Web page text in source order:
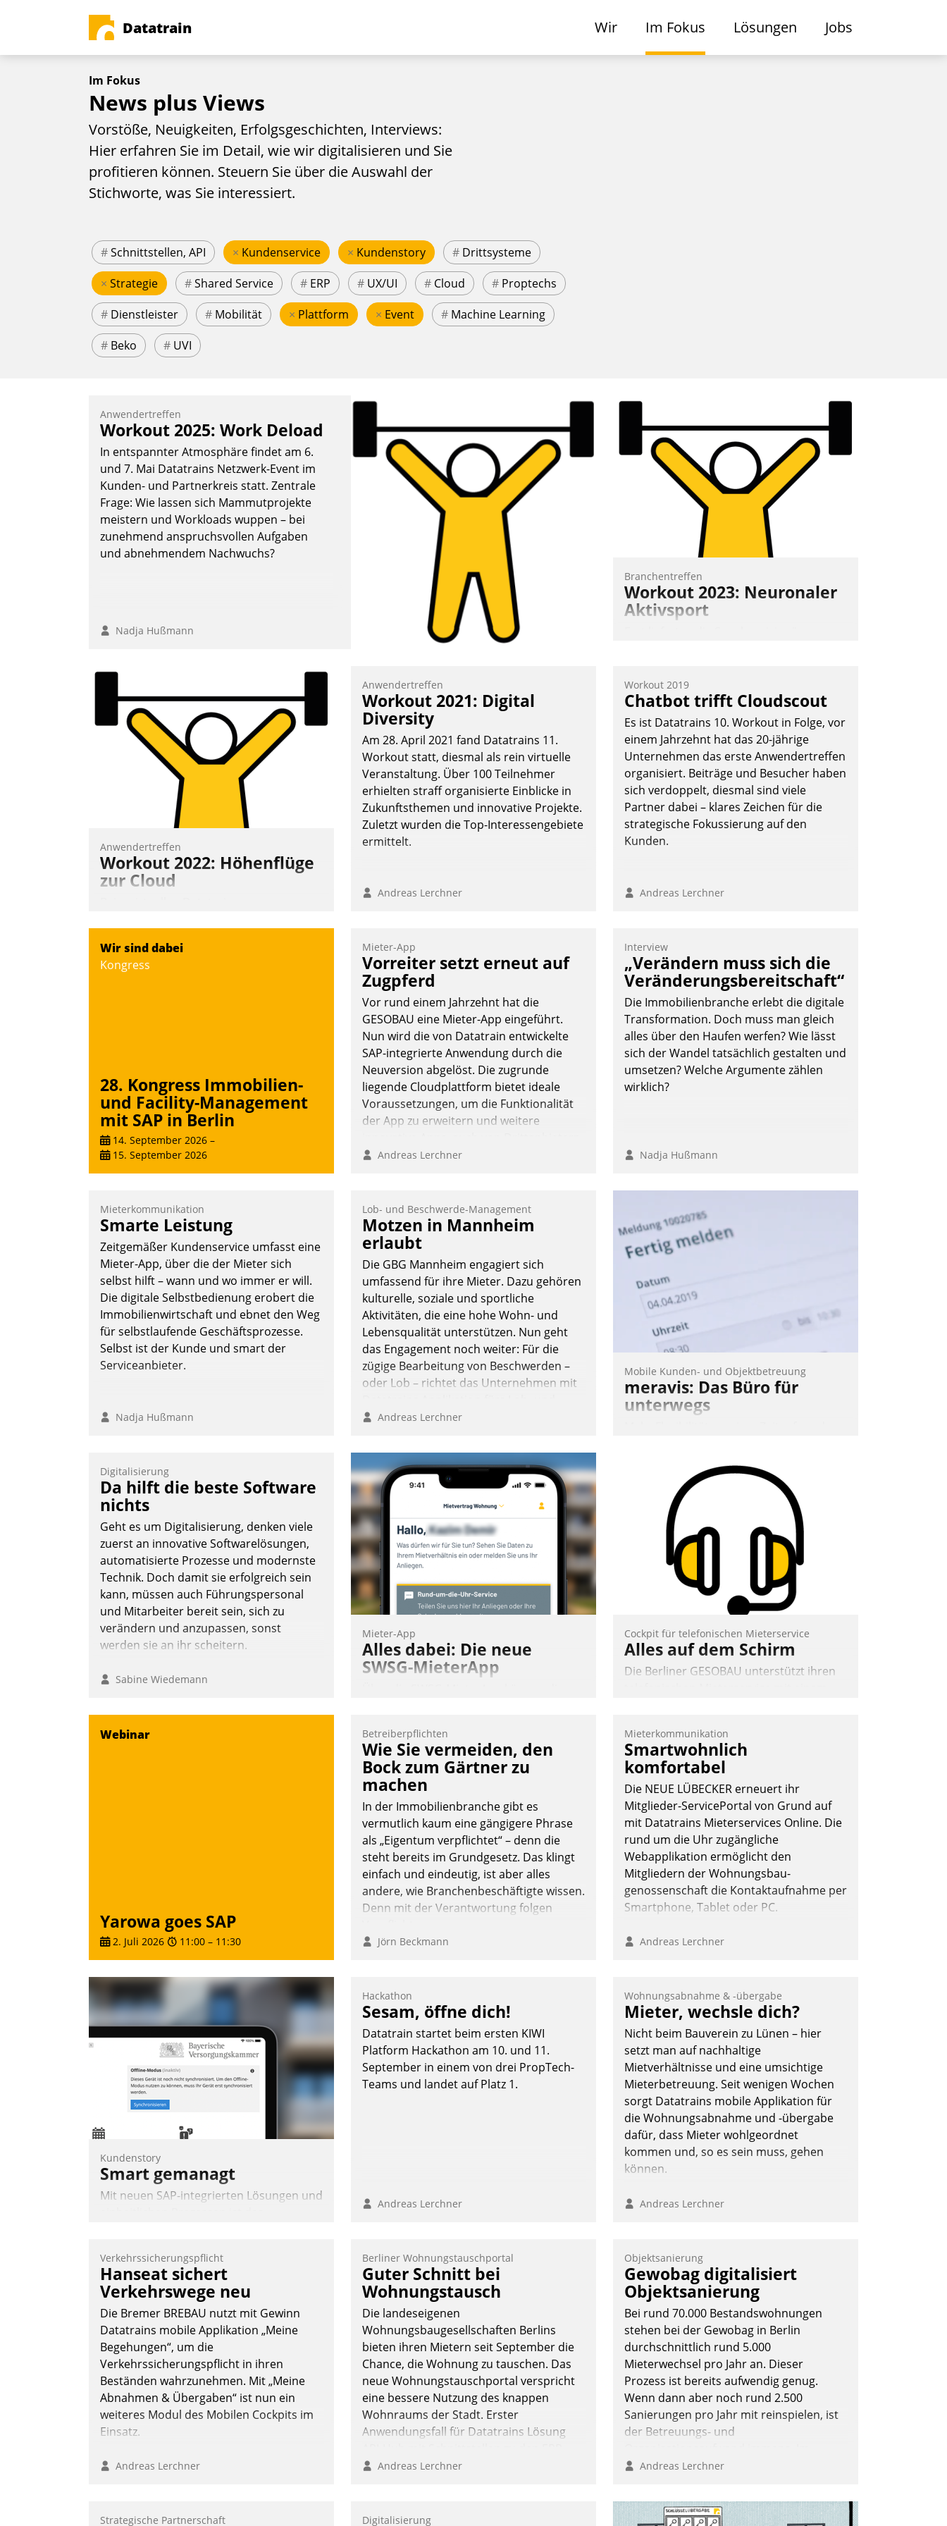
Datatrain Wir Im Fokus Lösungen Jobs
Im Fokus
News plus Views
Vorstöße, Neuigkeiten, Erfolgsgeschichten, Interviews:
Hier erfahren Sie im Detail, wie wir digitalisieren und Sie
profitieren können. Steuern Sie über die Auswahl der
Stichworte, was Sie interessiert.
#Schnittstellen, API × Kundenservice × Kundenstory # Drittsysteme
× Strategie #Shared Service # ERP # UX/UI # Cloud # Proptechs
# Dienstleister # Mobilität × Plattform × Event # Machine Learning
# Beko # UVI
Anwendertreffen
Workout 2025: Work Deload
In entspannter Atmosphäre findet am 6.
und 7. Mai Datatrains Netzwerk-Event im
Kunden- und Partnerkreis statt. Zentrale
Frage: Wie lassen sich Mammutprojekte
meistern und Workloads wuppen – bei
zunehmend anspruchsvollen Aufgaben
und abnehmendem Nachwuchs?
Nadja Hußmann
Branchentreffen
Workout 2023: Neuronaler
Aktivsport
Vernetzungsideen fürs Quartier.
Dazwischen zeigte Datatrain, was es
Neues zu bieten hat.
Nadja Hußmann
Anwendertreffen
Workout 2022: Höhenflüge
zur Cloud
Teilnehmer kurzweilige Einblicke in
innovative Cloud-Strategien und -
Anwendertreffen
Workout 2021: Digital
Diversity
Am 28. April 2021 fand Datatrains 11.
Workout statt, diesmal als rein virtuelle
Veranstaltung. Über 100 Teilnehmer
erhielten straff organisierte Einblicke in
Zukunftsthemen und innovative Projekte.
Zuletzt wurden die Top-Interessengebiete
ermittelt.
Andreas Lerchner
Workout 2019
Chatbot trifft Cloudscout
Es ist Datatrains 10. Workout in Folge, vor
einem Jahrzehnt hat das 20-jährige
Unternehmen das erste Anwendertreffen
organisiert. Beiträge und Besucher haben
sich verdoppelt, diesmal sind viele
Partner dabei – klares Zeichen für die
strategische Fokussierung auf den
Kunden.
Andreas Lerchner
Wir sind dabei
Kongress
28. Kongress Immobilien-
und Facility-Management
mit SAP in Berlin
14. September 2026 –
15. September 2026
Mieter-App
Vorreiter setzt erneut auf
Zugpferd
Vor rund einem Jahrzehnt hat die
GESOBAU eine Mieter-App eingeführt.
Nun wird die von Datatrain entwickelte
SAP-integrierte Anwendung durch die
Neuversion abgelöst. Die zugrunde
liegende Cloudplattform bietet ideale
Voraussetzungen, um die Funktionalität
der App zu erweitern und weitere
in SAP zu integrieren.
Andreas Lerchner
Interview
„Verändern muss sich die
Veränderungsbereitschaft“
Die Immobilienbranche erlebt die digitale
Transformation. Doch muss man gleich
alles über den Haufen werfen? Wie lässt
sich der Wandel tatsächlich gestalten und
umsetzen? Welche Argumente zählen
wirklich?
Nadja Hußmann
Mieterkommunikation
Smarte Leistung
Zeitgemäßer Kundenservice umfasst eine
Mieter-App, über die der Mieter sich
selbst hilft – wann und wo immer er will.
Die digitale Selbstbedienung erobert die
Immobilienwirtschaft und ebnet den Weg
für selbstlaufende Geschäftsprozesse.
Selbst ist der Kunde und smart der
Serviceanbieter.
Nadja Hußmann
Lob- und Beschwerde-Management
Motzen in Mannheim
erlaubt
Die GBG Mannheim engagiert sich
umfassend für ihre Mieter. Dazu gehören
kulturelle, soziale und sportliche
Aktivitäten, die eine hohe Wohn- und
Lebensqualität unterstützen. Nun geht
das Engagement noch weiter: Für die
zügige Bearbeitung von Beschwerden –
oder Lob – richtet das Unternehmen mit
Beschwerde-Management einen eigenen
Andreas Lerchner
Mobile Kunden- und Objektbetreuung
meravis: Das Büro für
unterwegs
Mitarbeiter von Datatrain. Die meravis
Wohnungsbau- und Immobilien GmbH
hat sich dabei für den Betrieb der Lösung
über die SAP Cloud Platform entschieden
- als erstes Unternehmen am
Wohnungsmarkt.
Andreas Lerchner
Digitalisierung
Da hilft die beste Software
nichts
Geht es um Digitalisierung, denken viele
zuerst an innovative Softwarelösungen,
automatisierte Prozesse und modernste
Technik. Doch damit sie erfolgreich sein
kann, müssen auch Führungspersonal
und Mitarbeiter bereit sein, sich zu
verändern und anzupassen, sonst
werden sie an ihr scheitern.
Sabine Wiedemann
Mieter-App
Alles dabei: Die neue
SWSG-MieterApp
auf dem Laufenden bleiben, Daten
einsehen und ändern oder
Schadensmeldungen abgeben – rund um
die Uhr.
Andreas Lerchner
Cockpit für telefonischen Mieterservice
Alles auf dem Schirm
Die Berliner GESOBAU unterstützt ihren
auswirft. Eine intuitive Dialogführung
ermöglicht dem externen Serviceteam,
Anrufe von Mietenden zügiger und
effizienter zu bearbeiten.
Nadja Hußmann
Webinar
Yarowa goes SAP
2. Juli 2026 11:00 – 11:30
Betreiberpflichten
Wie Sie vermeiden, den
Bock zum Gärtner zu
machen
In der Immobilienbranche gibt es
vermutlich kaum eine gängigere Phrase
als „Eigentum verpflichtet“ – denn die
steht bereits im Grundgesetz. Das klingt
einfach und eindeutig, ist aber alles
andere, wie Branchenbeschäftigte wissen.
Denn mit der Verantwortung folgen
Jörn Beckmann
Mieterkommunikation
Smartwohnlich
komfortabel
Die NEUE LÜBECKER erneuert ihr
Mitglieder-ServicePortal von Grund auf
mit Datatrains Mieterservices Online. Die
rund um die Uhr zugängliche
Webapplikation ermöglicht den
Mitgliedern der Wohnungs­bau­
genossenschaft die Kontaktaufnahme per
Smartphone, Tablet oder PC.
Andreas Lerchner
Kundenstory
Smart gemanagt
Mit neuen SAP-integrierten Lösungen und
Kapitalanlage für künftige Aufgaben und
Herausforderungen gerüstet.
Nadja Hußmann
Hackathon
Sesam, öffne dich!
Datatrain startet beim ersten KIWI
Platform Hackathon am 10. und 11.
September in einem von drei PropTech-
Teams und landet auf Platz 1.
Andreas Lerchner
Wohnungsabnahme & -übergabe
Mieter, wechsle dich?
Nicht beim Bauverein zu Lünen – hier
setzt man auf nachhaltige
Mietverhältnisse und eine umsichtige
Mieterbetreuung. Seit wenigen Wochen
sorgt Datatrains mobile Applikation für
die Wohnungsabnahme und -übergabe
dafür, dass Mieter wohlgeordnet
kommen und, so es sein muss, gehen
können.
Andreas Lerchner
Verkehrssicherungspflicht
Hanseat sichert
Verkehrswege neu
Die Bremer BREBAU nutzt mit Gewinn
Datatrains mobile Applikation „Meine
Begehungen“, um die
Verkehrssicherungspflicht in ihren
Beständen wahrzunehmen. Mit „Meine
Abnahmen & Übergaben“ ist nun ein
weiteres Modul des Mobilen Cockpits im
Einsatz.
Andreas Lerchner
Berliner Wohnungstauschportal
Guter Schnitt bei
Wohnungstausch
Die landeseigenen
Wohnungsbaugesellschaften Berlins
bieten ihren Mietern seit September die
Chance, die Wohnung zu tauschen. Das
neue Wohnungstauschportal verspricht
eine bessere Nutzung des knappen
Wohnraums der Stadt. Erster
Anwendungsfall für Datatrains Lösung
Systemen der Unternehmen.
Andreas Lerchner
Objektsanierung
Gewobag digitalisiert
Objektsanierung
Bei rund 70.000 Bestandswohnungen
stehen bei der Gewobag in Berlin
durchschnittlich rund 5.000
Mieterwechsel pro Jahr an. Dieser
Prozess ist bereits aufwendig genug.
Wenn dann aber noch rund 2.500
Sanierungen pro Jahr mit reinspielen, ist
der Betreuungs- und
Rahmen ihrer Digitalisierungsstrategie
Wohnungsbauunternehmen daher
gemeinsam mit der Berliner Datatrain
Andreas Lerchner
Strategische Partnerschaft Digitalisierung